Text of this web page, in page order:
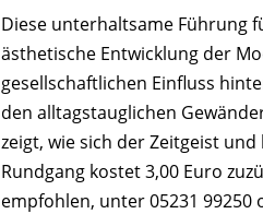
Diese unterhaltsame Führung
ästhetische Entwicklung der
gesellschaftlichen Einfluss
den alltagstauglichen
zeigt, wie sich der Zeitgeist
Rundgang kostet 3,00 Euro
empfohlen, unter 05231 99250